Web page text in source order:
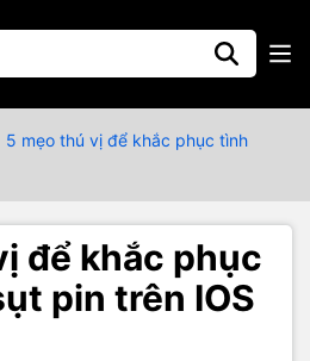
5 mẹo thú vị để khắc phục tình
để khắc phục
pin trên IOS